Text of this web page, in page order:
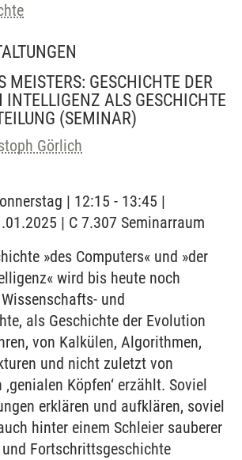
MEISTERS: GESCHICHTE DER
INTELLIGENZ ALS GESCHICHTE
(SEMINAR)
Görlich
| 12:15 - 13:45 |
| C 7.307 Seminarraum
»des Computers« und »der
wird bis heute noch
und
als Geschichte der Evolution
von Kalkülen, Algorithmen,
und nicht zuletzt von
Köpfen‘ erzählt. Soviel
erklären und aufklären, soviel
hinter einem Schleier sauberer
Fortschrittsgeschichte